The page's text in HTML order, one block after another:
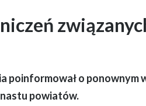
poinformował o ponownym
powiatów.